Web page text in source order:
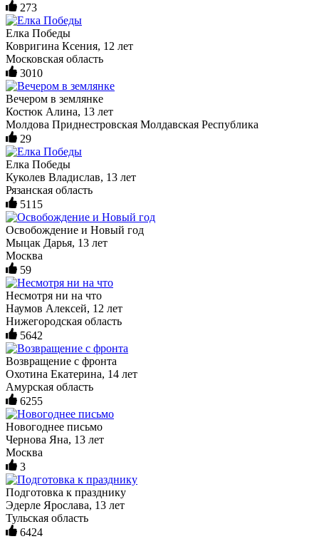
273
Елка Победы
Ковригина Ксения, 12 лет
Московская область
3010
Вечером в землянке
Костюк Алина, 13 лет
Молдова Приднестровская Молдавская Республика
29
Елка Победы
Куколев Владислав, 13 лет
Рязанская область
5115
Освобождение и Новый год
Мыцак Дарья, 13 лет
Москва
59
Несмотря ни на что
Наумов Алексей, 12 лет
Нижегородская область
5642
Возвращение с фронта
Охотина Екатерина, 14 лет
Амурская область
6255
Новогоднее письмо
Чернова Яна, 13 лет
Москва
3
Подготовка к празднику
Эдерле Ярослава, 13 лет
Тульская область
6424